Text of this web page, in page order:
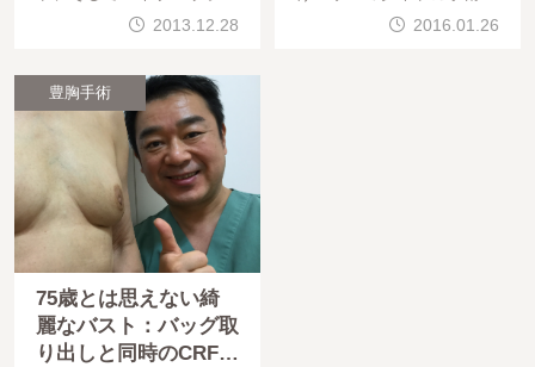
ベイザー脂肪吸引）の手術
でした。手術は問題なく終
した。今、来年の美容外科
学会に向け、少しずつデー
2013.12.28
した。手術は問題なく終わ
っています。お疲れ様でし
2016.01.26
豊胸手術
75歳とは思えない綺
麗なバスト：バッグ取
り出しと同時のCRF豊